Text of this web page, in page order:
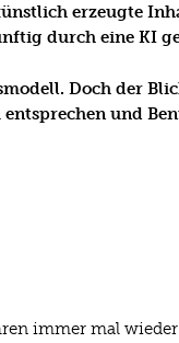
erzeugte
durch eine KI
Doch der
und
immer mal